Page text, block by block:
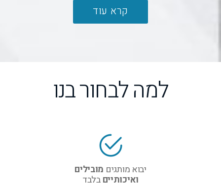
קרא עוד
למה לבחור בנו
יבוא מותגים מובילים
ואיכותייםבלבד